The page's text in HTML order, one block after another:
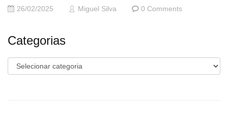
26/02/2025 Miguel Silva 0 Comments
Categorias
Categorias